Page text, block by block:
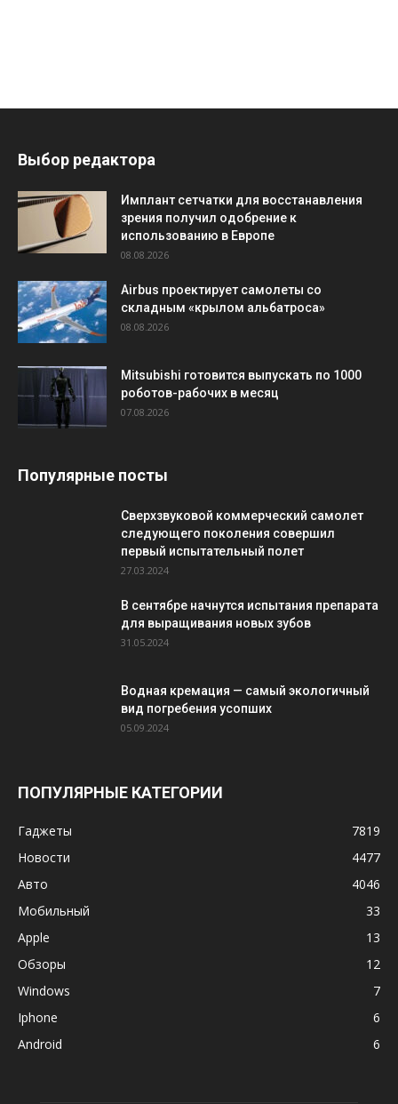
Выбор редактора
Имплант сетчатки для восстанавления
зрения получил одобрение к
использованию в Европе
08.08.2026
Airbus проектирует самолеты со
складным «крылом альбатроса»
08.08.2026
Mitsubishi готовится выпускать по 1000
роботов-рабочих в месяц
07.08.2026
Популярные посты
Сверхзвуковой коммерческий самолет
следующего поколения совершил
первый испытательный полет
27.03.2024
В сентябре начнутся испытания препарата
для выращивания новых зубов
31.05.2024
Водная кремация — самый экологичный
вид погребения усопших
05.09.2024
ПОПУЛЯРНЫЕ КАТЕГОРИИ
Гаджеты
7819
Новости
4477
Авто
4046
Мобильный
33
Apple
13
Обзоры
12
Windows
7
Iphone
6
Android
6